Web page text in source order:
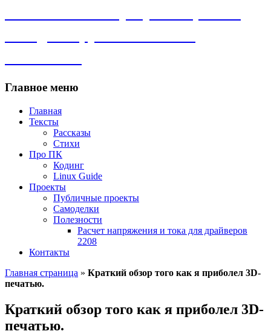
Главное меню
Главная
Тексты
Рассказы
Стихи
Про ПК
Кодинг
Linux Guide
Проекты
Публичные проекты
Самоделки
Полезности
Расчет напряжения и тока для драйверов
2208
Контакты
Главная страница » Краткий обзор того как я приболел 3D-
печатью.
Краткий обзор того как я приболел 3D-
печатью.